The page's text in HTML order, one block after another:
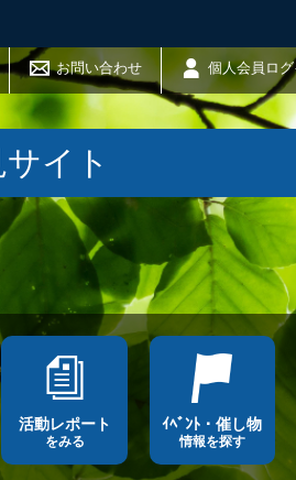
お問い合わせ 個人会員ロ
イト
活動レポート
をみる
ｲﾍﾞﾝﾄ・催し物
情報を探す